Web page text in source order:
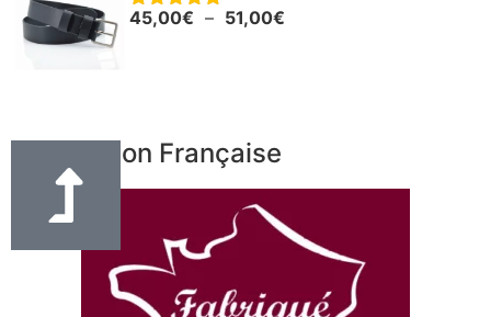
Note5.00
45,00€ – 51,00€
Fabrication Française